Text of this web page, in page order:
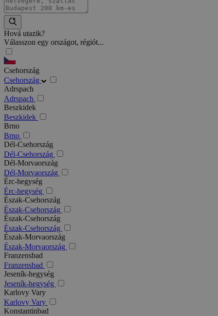
Hová utazik?
Válasszon egy országot, régiót...
Csehország
Csehország
Adrspach
Adrspach
Beszkidek
Beszkidek
Brno
Brno
Dél-Csehország
Dél-Csehország
Dél-Morvaország
Dél-Morvaország
Érc-hegység
Érc-hegység
Észak-Csehország
Észak-Csehország
Észak-Csehország
Észak-Csehország
Észak-Morvaország
Észak-Morvaország
Franzensbad
Franzensbad
Jeseník-hegység
Jeseník-hegység
Karlovy Vary
Karlovy Vary
Konstantinbad